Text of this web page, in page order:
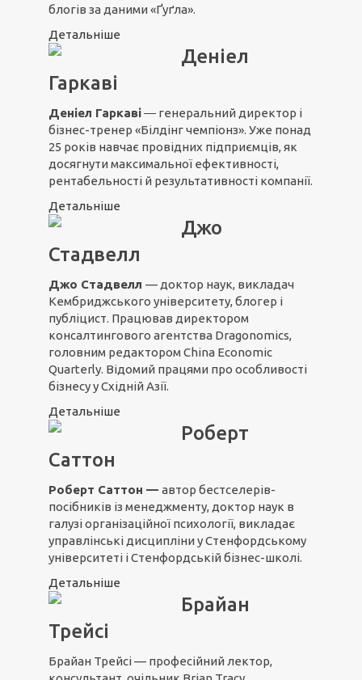
блогів за даними «Ґуґла».
Детальніше
Деніел
Гаркаві
Деніел Гаркаві― генеральний директор і
бізнес-тренер «Білдінг чемпіонз». Уже понад
25 років навчає провідних підприємців, як
досягнути максимальної ефективності,
рентабельності й результативності компанії.
Детальніше
Джо
Стадвелл
Джо Стадвелл — доктор наук, викладач
Кембриджського університету, блогер і
публіцист. Працював директором
консалтингового агентства Dragonomics,
головним редактором China Economic
Quarterly. Відомий працями про особливості
бізнесу у Східній Азії.
Детальніше
Роберт
Саттон
Роберт Саттон — автор бестселерів-
посібників із менеджменту, доктор наук в
галузі організаційної психології, викладає
управлінські дисципліни у Стенфордському
університеті і Стенфордській бізнес-школі.
Детальніше
Брайан
Трейсі
Брайан Трейсі — професійний лектор,